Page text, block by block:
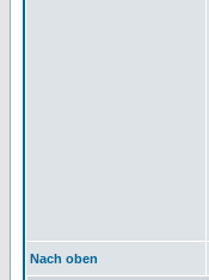
Nach oben